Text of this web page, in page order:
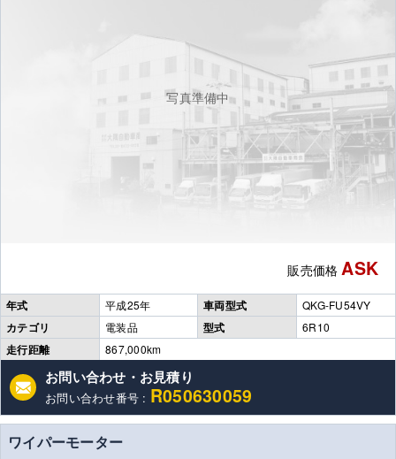
写真準備中
販売価格 ASK
年式 平成25年 車両型式 QKG-FU54VY
カテゴリ 電装品 型式 6R10
走行距離 867,000km
お問い合わせ・お見積り
お問い合わせ番号 : R050630059
ワイパーモーター